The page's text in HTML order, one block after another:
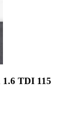
TDI 115